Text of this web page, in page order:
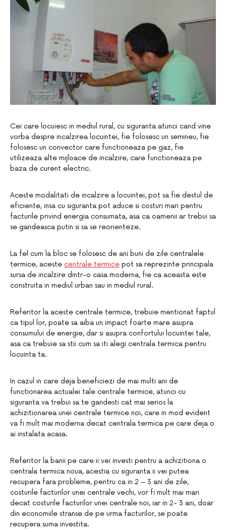
Cei care locuiesc in mediul rural, cu siguranta atunci cand vine
vorba despre incalzirea locuintei, fie folosesc un semineu, fie
folosesc un convector care functioneaza pe gaz, fie
utilizeaza alte mijloace de incalzire, care functioneaza pe
baza de curent electric.
Aceste modalitati de incalzire a locuintei, pot sa fie destul de
eficiente, insa cu siguranta pot aduce si costuri mari pentru
facturile privind energia consumata, asa ca oamenii ar trebui sa
se gandeasca putin si sa se reorienteze.
La fel cum la bloc se folosesc de ani buni de zile centralele
termice, aceste centrale termice pot sa reprezinte principala
sursa de incalzire dintr-o casa moderna, fie ca aceasta este
construita in mediul urban sau in mediul rural.
Referitor la aceste centrale termice, trebuie mentionat faptul
ca tipul lor, poate sa aiba un impact foarte mare asupra
consumului de energie, dar si asupra confortului locuintei tale,
asa ca trebuie sa stii cum sa iti alegi centrala termica pentru
locuinta ta.
In cazul in care deja beneficiezi de mai multi ani de
functionarea actualei tale centrale termice, atunci cu
siguranta va trebui sa te gandesti cat mai serios la
achizitionarea unei centrale termice noi, care in mod evident
va fi mult mai moderna decat centrala termica pe care deja o
ai instalata acasa.
Referitor la banii pe care ii vei investi pentru a achizitiona o
centrala termica noua, acestia cu siguranta ii vei putea
recupera fara probleme, pentru ca in 2 – 3 ani de zile,
costurile facturilor unei centrale vechi, vor fi mult mai mari
decat costurile facturilor unei centrale noi, iar in 2- 3 ani, doar
din economiile stranse de pe urma facturilor, se poate
recupera suma investita.